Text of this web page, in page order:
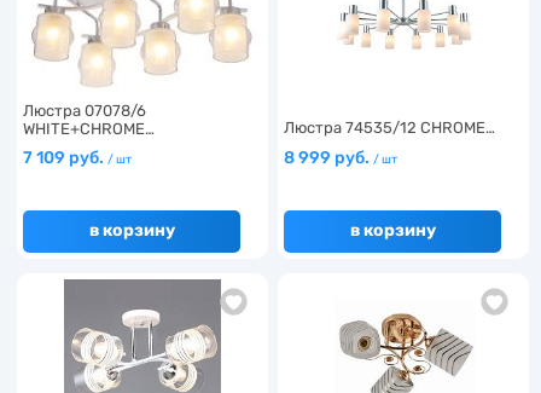
Люстра 07078/6
WHITE+CHROME…
7 109 руб. / шт
в корзину
Люстра 74535/12 CHROME…
8 999 руб. / шт
в корзину